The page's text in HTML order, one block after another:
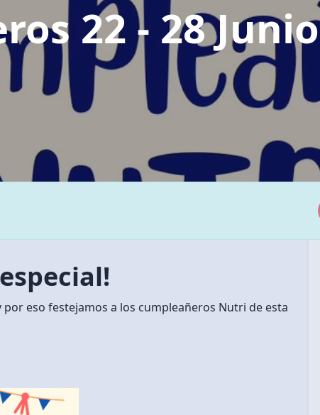
22 - 28 Junio
eso festejamos a los cumpleañeros Nutri de esta